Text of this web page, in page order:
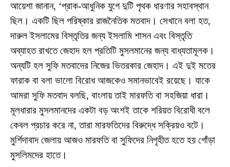
আয়েশা জানান, ‘প্রাক-আধুনিক যুগে দুটি পৃথক ধারণার সহাবস্থান
ছিল। একটি ছিল পরিষ্কার রাজনৈতিক মতবাদ। সেখানে বলা হত,
দারুল ইসলামের বিস্তৃতির জন্য ইসলামি শাসন এবং বিস্তৃতি
অব্যাহত রাখতে জেহাদ হল প্রতিটি মুসলমানের জন্য বাধ্যতামূলক।
অন্যটি হল সুফি মতবাদের নিজের ভিতরকার জেহাদ। এই দুই মতের
ফারাক বা বলা ভালো বিরোধ আজকেও সমানভাবেই রয়েছে। যাকে
আমরা সুফি মতবাদ বলছি, বাংলায় তাই মারফতি বা সহজিয়া ধারা।
মূলধারার মুসলমানদের একটা বড় অংশই তাকে শরিয়ত বিরোধী বলে
কেবল প্রচার করে না, তারা মারফতিদের বিরুদ্ধে সক্রিয়ও বটে।
মুর্শিদাবাদ জেলায় আজও মারফতি বা সুফিদের নিগৃহীত হতে হয় গোঁড়া
মুসলিমদের হাতে।